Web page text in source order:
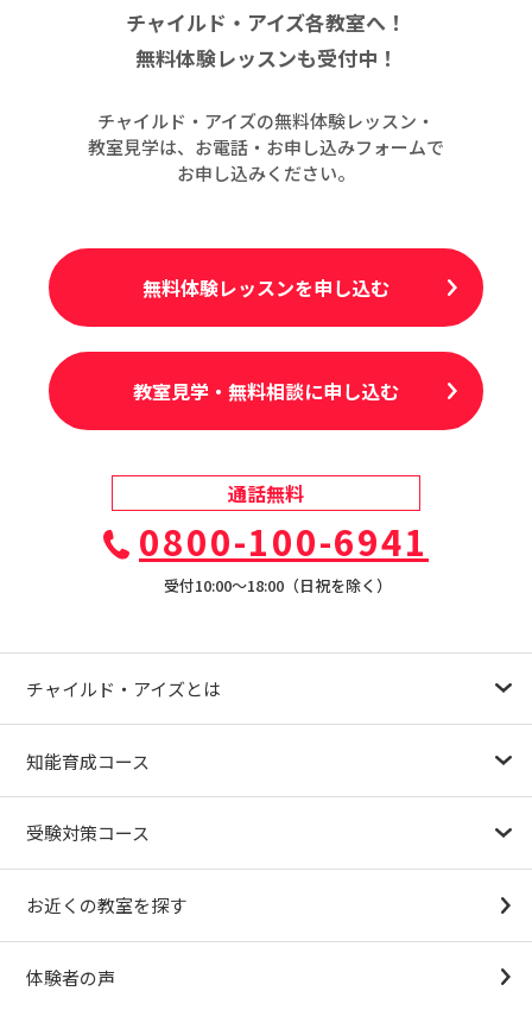
チャイルド・アイズ各教室へ！
無料体験レッスンも受付中！
チャイルド・アイズの無料体験レッスン・
教室見学は、お電話・お申し込みフォームで
お申し込みください。
無料体験レッスンを申し込む
教室見学・無料相談に申し込む
通話無料
0800-100-6941
受付10:00〜18:00（日祝を除く）
チャイルド・アイズとは
知能育成コース
受験対策コース
（思考力アドバンスコースアストルム）
お近くの教室を探す
体験者の声